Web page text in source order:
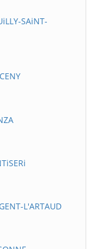
SAiNT-
L'ARTAUD